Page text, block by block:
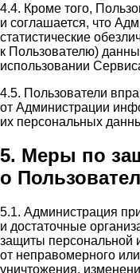
4.4. Кроме того,
и соглашается, что
статистические
к Пользователю)
использовании
4.5. Пользователи
от Администрации
их персональных
5. Меры по
о
5.1. Администрация
и достаточные
защиты персональной
от неправомерного
уничтожения,